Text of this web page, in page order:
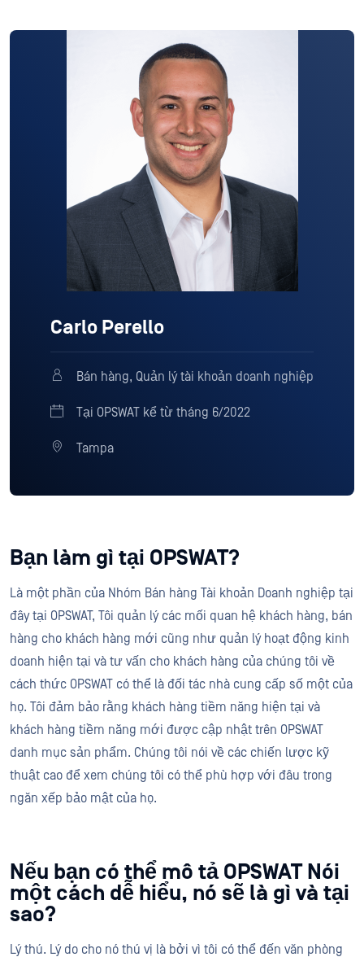
Carlo Perello
Bán hàng, Quản lý tài khoản doanh nghiệp
Tại OPSWAT kể từ tháng 6/2022
Tampa
Bạn làm gì tại OPSWAT?
Là một phần của Nhóm Bán hàng Tài khoản Doanh nghiệp tại
đây tại OPSWAT, Tôi quản lý các mối quan hệ khách hàng, bán
hàng cho khách hàng mới cũng như quản lý hoạt động kinh
doanh hiện tại và tư vấn cho khách hàng của chúng tôi về
cách thức OPSWAT có thể là đối tác nhà cung cấp số một của
họ. Tôi đảm bảo rằng khách hàng tiềm năng hiện tại và
khách hàng tiềm năng mới được cập nhật trên OPSWAT
danh mục sản phẩm. Chúng tôi nói về các chiến lược kỹ
thuật cao để xem chúng tôi có thể phù hợp với đâu trong
ngăn xếp bảo mật của họ.
Nếu bạn có thể mô tả OPSWAT Nói
một cách dễ hiểu, nó sẽ là gì và tại
sao?
Lý thú. Lý do cho nó thú vị là bởi vì tôi có thể đến văn phòng